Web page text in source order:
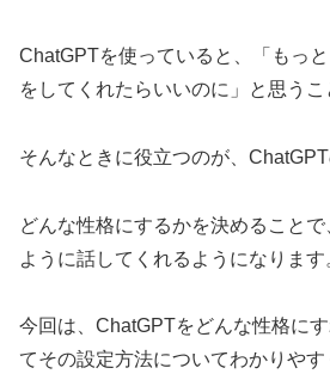
ChatGPTを使っていると、「もっ
をしてくれたらいいのに」と思うこ
そんなときに役立つのが、
どんな性格にするかを決めること
ように話してくれるようになります
今回は、ChatGPTをどんな性格に
てその設定方法についてわかりやす